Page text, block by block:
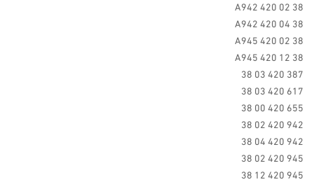
A942 420 02 38
A942 420 04 38
A945 420 02 38
A945 420 12 38
387 420 03 38
617 420 03 38
655 420 00 38
942 420 02 38
942 420 04 38
945 420 02 38
945 420 12 38